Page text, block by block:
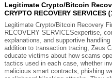
Legitimate Crypto/Bitcoin
CRYPTO RECOVERY SERVICES
Legitimate Crypto/Bitcoin Recovery
RECOVERY SERVICESexpertise,
explanations, and supportive
addition to transaction tracing, Zeus
educate victims about how scams
tactics used in each case, whether
malicious smart contracts, phishing